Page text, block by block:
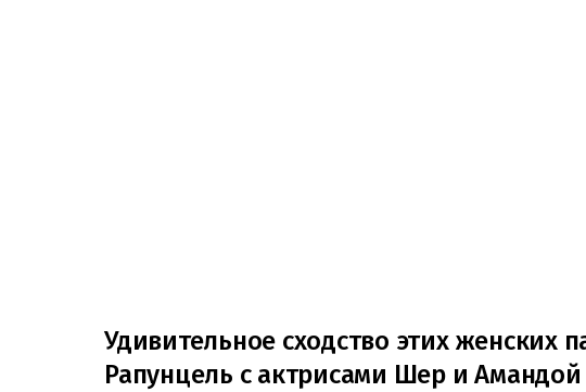
Удивительное сходство этих женских
Рапунцель с актрисами Шер и